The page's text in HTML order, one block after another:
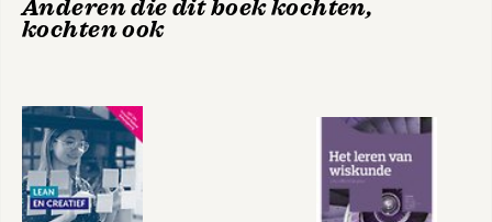
Anderen die dit boek kochten,
kochten ook